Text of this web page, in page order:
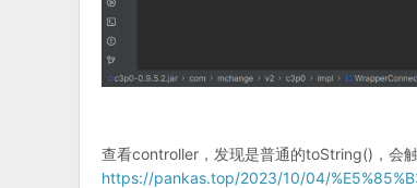
查看controller，发现是普通的toString()，会
https://pankas.top/2023/10/04/